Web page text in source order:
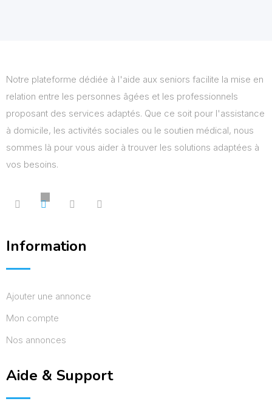
Notre plateforme dédiée à l'aide aux seniors facilite la mise en
relation entre les personnes âgées et les professionnels
proposant des services adaptés. Que ce soit pour l'assistance
à domicile, les activités sociales ou le soutien médical, nous
sommes là pour vous aider à trouver les solutions adaptées à
vos besoins.
Information
Ajouter une annonce
Mon compte
Nos annonces
Aide & Support